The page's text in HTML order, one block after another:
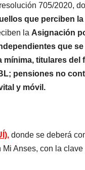
705/2020,
que perciben
la Asignación
que
mínima, titulares del
pensiones no
y móvil.
donde se deberá
Anses, con la